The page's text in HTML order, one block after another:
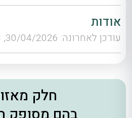
אודות
עודכן לאחרונה: 30/04/2026, 06:53
חלק